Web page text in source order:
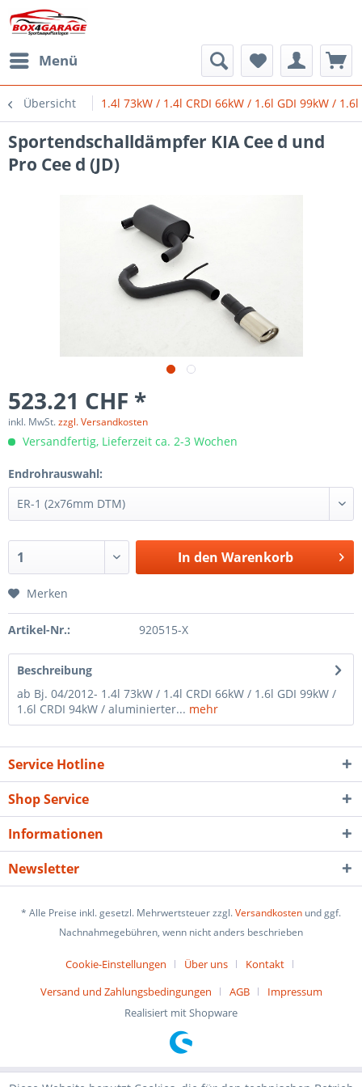
Menü
Übersicht 1.4l 73kW / 1.4l CRDI 66kW / 1.6l GDI 99kW / 1.6l
Sportendschalldämpfer KIA Cee d und
Pro Cee d (JD)
523.21 CHF *
inkl. MwSt.zzgl. Versandkosten
Versandfertig, Lieferzeit ca. 2-3 Wochen
Endrohrauswahl:
In den Warenkorb
Merken
Artikel-Nr.: 920515-X
Beschreibung
ab Bj. 04/2012- 1.4l 73kW / 1.4l CRDI 66kW / 1.6l GDI 99kW /
1.6l CRDI 94kW / aluminierter... mehr
Service Hotline
Shop Service
Informationen
Newsletter
* Alle Preise inkl. gesetzl. Mehrwertsteuer zzgl.Versandkosten und ggf.
Nachnahmegebühren, wenn nicht anders beschrieben
Cookie-Einstellungen Über uns
Kontakt
Versand und Zahlungsbedingungen
AGB
Impressum
Realisiert mit Shopware